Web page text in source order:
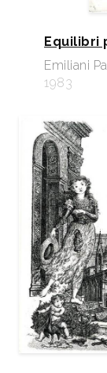
Equilibri
Emiliani
1983